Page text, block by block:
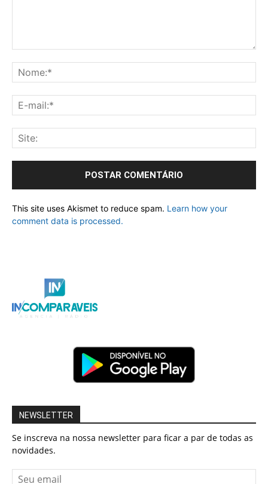
This site uses Akismet to reduce spam. Learn how your
comment data is processed.
NEWSLETTER
Se inscreva na nossa newsletter para ficar a par de todas as
novidades.